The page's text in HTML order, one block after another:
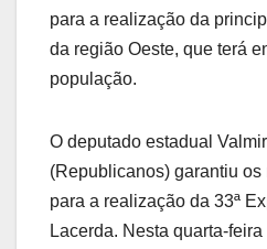
para a realização da
da região Oeste, que terá
população.
O deputado estadual
(Republicanos) garantiu
para a realização da 33ª
Lacerda. Nesta quarta-